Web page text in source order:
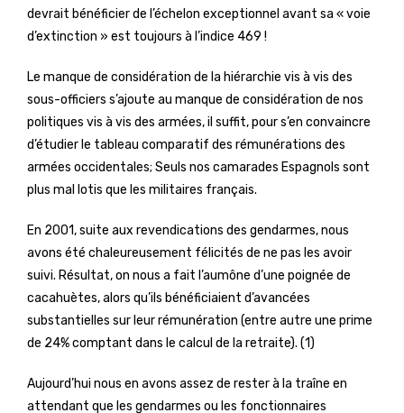
devrait bénéficier de l’échelon exceptionnel avant sa « voie
d’extinction » est toujours à l’indice 469 !
Le manque de considération de la hiérarchie vis à vis des
sous-officiers s’ajoute au manque de considération de nos
politiques vis à vis des armées, il suffit, pour s’en convaincre
d’étudier le tableau comparatif des rémunérations des
armées occidentales; Seuls nos camarades Espagnols sont
plus mal lotis que les militaires français.
En 2001, suite aux revendications des gendarmes, nous
avons été chaleureusement félicités de ne pas les avoir
suivi. Résultat, on nous a fait l’aumône d’une poignée de
cacahuètes, alors qu’ils bénéficiaient d’avancées
substantielles sur leur rémunération (entre autre une prime
de 24% comptant dans le calcul de la retraite). (1)
Aujourd’hui nous en avons assez de rester à la traîne en
attendant que les gendarmes ou les fonctionnaires